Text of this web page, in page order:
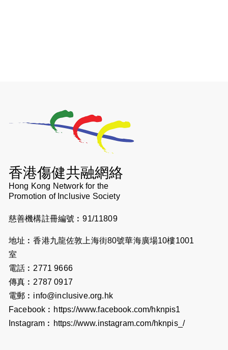
2026-07-23
猛龍長跑隊恆常練習 - 7月23日
（19:00開始）
猛龍長跑隊恆常練習 - 7月16日
2026-07-10
【猛龍戈壁118公里分享暨香港傷健共
融網絡15周年晚宴】
2026-07-09
猛龍長跑隊恆常練習 - 7月9日（19:00
2026-07-02
2026-06-25
（19:00開始）
2026-06-18
猛龍長跑隊恆常練習 - 6月18日
香港傷健共融網絡
Hong Kong Network for the
Promotion of Inclusive Society
慈善機構註冊編號︰91/11809
地址︰香港九龍佐敦上海街80號華海廣場10樓1001
室
電話︰2771 9666
傳真︰2787 0917
電郵︰ info@inclusive.org.hk
Facebook︰ https://www.facebook.com/hknpis1
Instagram︰ https://www.instagram.com/hknpis_/